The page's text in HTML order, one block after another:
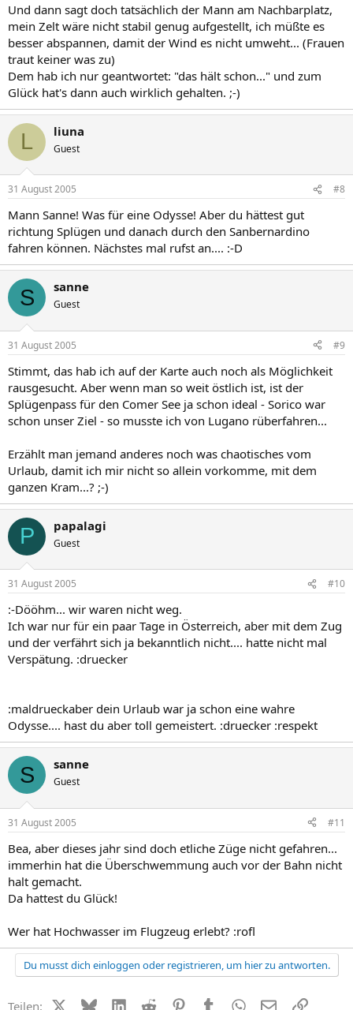
Und dann sagt doch tatsächlich der Mann am Nachbarplatz,
mein Zelt wäre nicht stabil genug aufgestellt, ich müßte es
besser abspannen, damit der Wind es nicht umweht... (Frauen
traut keiner was zu)
Dem hab ich nur geantwortet: "das hält schon..." und zum
Glück hat's dann auch wirklich gehalten. ;-)
L liuna
Guest
31 August 2005 #8
Mann Sanne! Was für eine Odysse! Aber du hättest gut
richtung Splügen und danach durch den Sanbernardino
fahren können. Nächstes mal rufst an.... :-D
S sanne
Guest
31 August 2005 #9
Stimmt, das hab ich auf der Karte auch noch als Möglichkeit
rausgesucht. Aber wenn man so weit östlich ist, ist der
Splügenpass für den Comer See ja schon ideal - Sorico war
schon unser Ziel - so musste ich von Lugano rüberfahren...
Erzählt man jemand anderes noch was chaotisches vom
Urlaub, damit ich mir nicht so allein vorkomme, mit dem
ganzen Kram...? ;-)
P papalagi
Guest
31 August 2005 #10
:-Dööhm... wir waren nicht weg.
Ich war nur für ein paar Tage in Österreich, aber mit dem Zug
und der verfährt sich ja bekanntlich nicht.... hatte nicht mal
Verspätung. :druecker
:maldrueckaber dein Urlaub war ja schon eine wahre
Odysse.... hast du aber toll gemeistert. :druecker :respekt
S sanne
Guest
31 August 2005 #11
Bea, aber dieses jahr sind doch etliche Züge nicht gefahren...
immerhin hat die Überschwemmung auch vor der Bahn nicht
halt gemacht.
Da hattest du Glück!
Wer hat Hochwasser im Flugzeug erlebt? :rofl
Du musst dich einloggen oder registrieren, um hier zu antworten.
Teilen: X (Twitter)
BlueskyLinkedIn
Reddit PinterestTumblr WhatsApp
E-MailLink